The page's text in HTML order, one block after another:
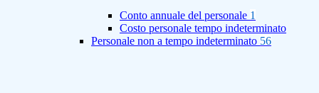
Conto annuale del personale 1
Costo personale tempo indeterminato
Personale non a tempo indeterminato 56